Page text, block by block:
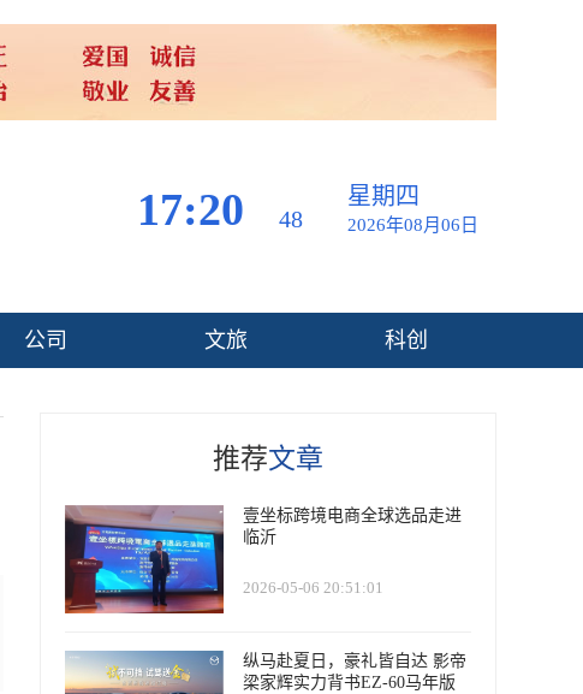
17:20 50
星期四
2026年08月06日
公司 文旅 科创
推荐文章
壹坐标跨境电商全球选品走进
临沂
2026-05-06 20:51:01
纵马赴夏日，豪礼皆自达 影帝
梁家辉实力背书EZ-60马年版